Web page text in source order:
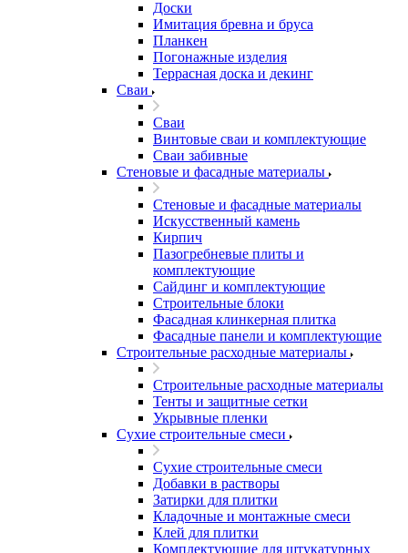
Доски
Имитация бревна и бруса
Планкен
Погонажные изделия
Террасная доска и декинг
Сваи
Сваи
Винтовые сваи и комплектующие
Сваи забивные
Стеновые и фасадные материалы
Стеновые и фасадные материалы
Искусственный камень
Кирпич
Пазогребневые плиты и
комплектующие
Сайдинг и комплектующие
Строительные блоки
Фасадная клинкерная плитка
Фасадные панели и комплектующие
Строительные расходные материалы
Строительные расходные материалы
Тенты и защитные сетки
Укрывные пленки
Сухие строительные смеси
Сухие строительные смеси
Добавки в растворы
Затирки для плитки
Кладочные и монтажные смеси
Клей для плитки
Комплектующие для штукатурных